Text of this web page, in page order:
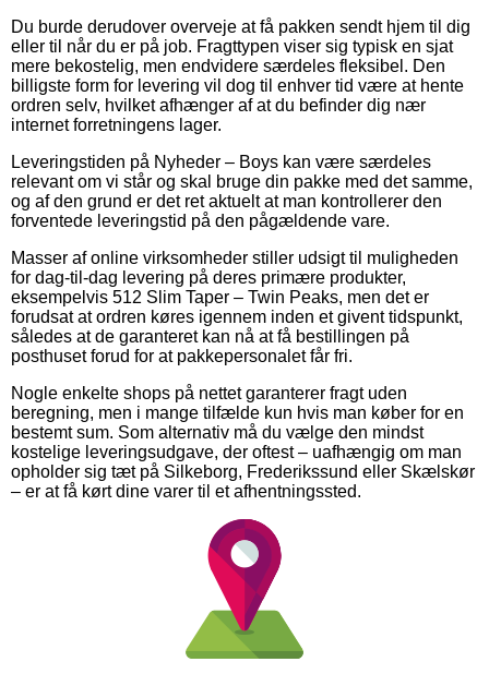
Du burde derudover overveje at få pakken sendt hjem til dig
eller til når du er på job. Fragttypen viser sig typisk en sjat
mere bekostelig, men endvidere særdeles fleksibel. Den
billigste form for levering vil dog til enhver tid være at hente
ordren selv, hvilket afhænger af at du befinder dig nær
internet forretningens lager.
Leveringstiden på Nyheder – Boys kan være særdeles
relevant om vi står og skal bruge din pakke med det samme,
og af den grund er det ret aktuelt at man kontrollerer den
forventede leveringstid på den pågældende vare.
Masser af online virksomheder stiller udsigt til muligheden
for dag-til-dag levering på deres primære produkter,
eksempelvis 512 Slim Taper – Twin Peaks, men det er
forudsat at ordren køres igennem inden et givent tidspunkt,
således at de garanteret kan nå at få bestillingen på
posthuset forud for at pakkepersonalet får fri.
Nogle enkelte shops på nettet garanterer fragt uden
beregning, men i mange tilfælde kun hvis man køber for en
bestemt sum. Som alternativ må du vælge den mindst
kostelige leveringsudgave, der oftest – uafhængig om man
opholder sig tæt på Silkeborg, Frederikssund eller Skælskør
– er at få kørt dine varer til et afhentningssted.